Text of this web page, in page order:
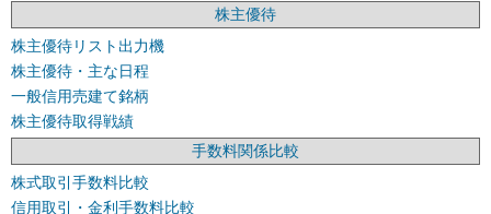
株主優待
株主優待リスト出力機
株主優待・主な日程
一般信用売建て銘柄
株主優待取得戦績
手数料関係比較
株式取引手数料比較
信用取引・金利手数料比較